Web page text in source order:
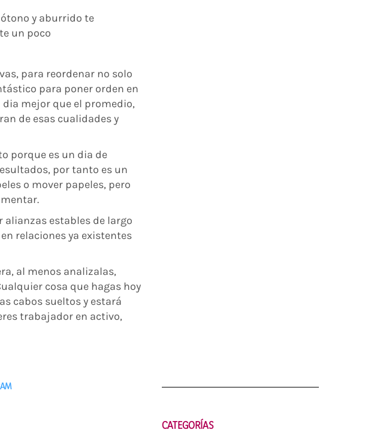
y aburrido te
un poco
para reordenar no solo
para poner orden en
dia mejor que el promedio,
de esas cualidades y
porque es un dia de
por tanto es un
o mover papeles, pero
alianzas estables de largo
relaciones ya existentes
al menos analizalas,
cosa que hagas hoy
cabos sueltos y estará
trabajador en activo,
CATEGORÍAS